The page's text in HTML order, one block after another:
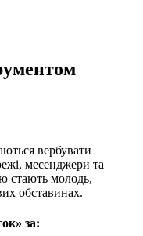
вербувати
месенджери та
стають молодь,
обставинах.
за: